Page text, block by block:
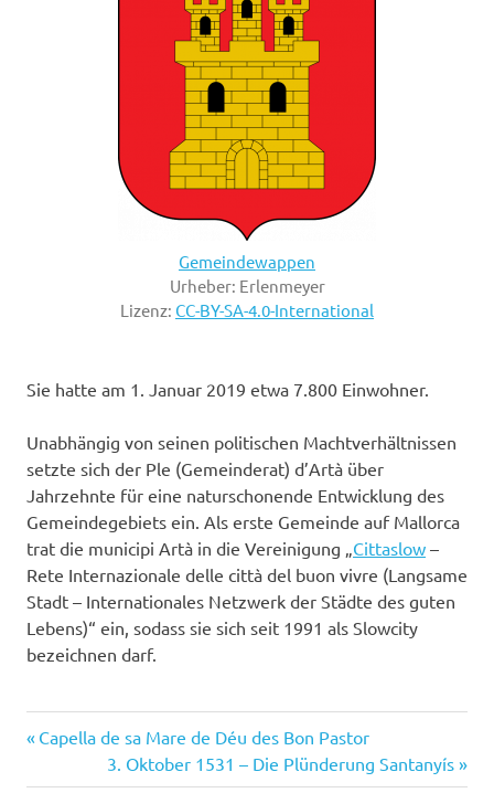
Gemeindewappen
Urheber: Erlenmeyer
Lizenz: CC-BY-SA-4.0-International
Sie hatte am 1. Januar 2019 etwa 7.800 Einwohner.
Unabhängig von seinen politischen Machtverhältnissen
setzte sich der Ple (Gemeinderat) d’Artà über
Jahrzehnte für eine naturschonende Entwicklung des
Gemeindegebiets ein. Als erste Gemeinde auf Mallorca
trat die municipi Artà in die Vereinigung „Cittaslow –
Rete Internazionale delle città del buon vivre (Langsame
Stadt – Internationales Netzwerk der Städte des guten
Lebens)“ ein, sodass sie sich seit 1991 als Slowcity
bezeichnen darf.
Beitragsnavigation
Vorheriger
Capella de sa Mare de Déu des Bon Pastor
Nächster
Beitrag:
3. Oktober 1531 – Die Plünderung Santanyís